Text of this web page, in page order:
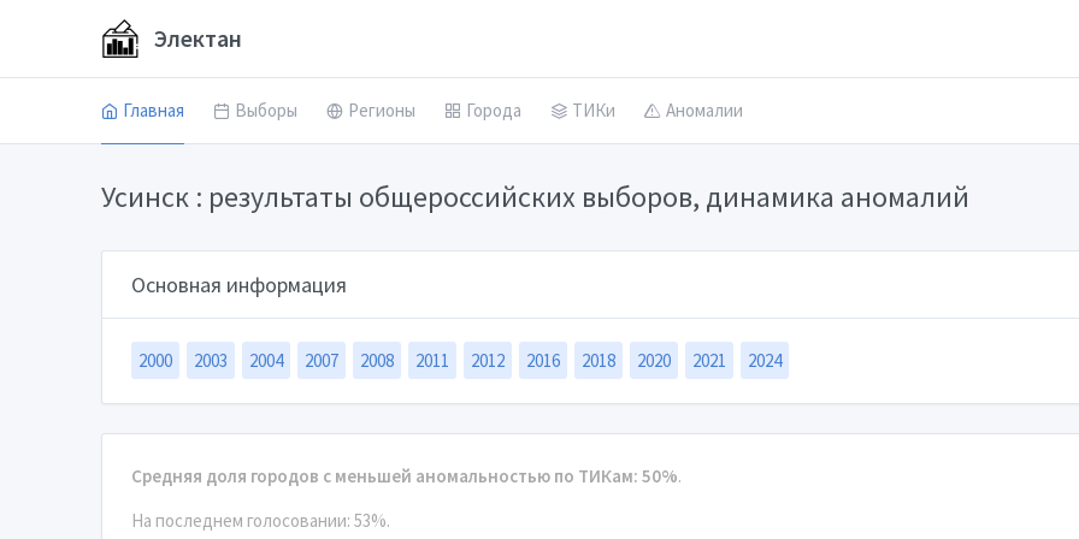
Электан
Главная Выборы Регионы Города ТИКи Аномалии
Усинск : результаты общероссийских выборов, динамика аномалий
Основная информация
2000 2003 2004 2007 2008 2011 2012 2016 2018 2020 2021 2024
Средняя доля городов с меньшей аномальностью по ТИКам: 50%.
На последнем голосовании: 53%.